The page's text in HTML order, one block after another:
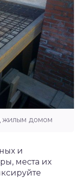
жилым домом
и
места их